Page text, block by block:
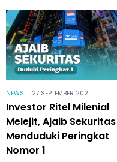
NEWS | 27 SEPTEMBER 2021
Investor Ritel Milenial
Melejit, Ajaib Sekuritas
Menduduki Peringkat
Nomor 1